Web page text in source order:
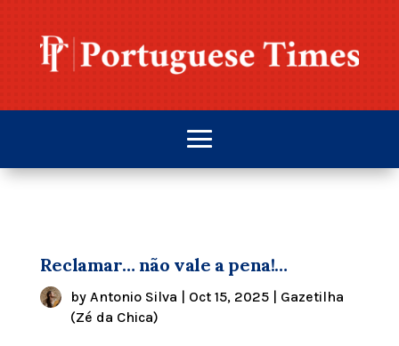
Reclamar… não vale a pena!…
by Antonio Silva | Oct 15, 2025| Gazetilha
(Zé da Chica)